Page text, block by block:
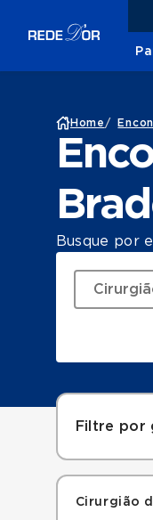
Home /
Busque por
Filtre por
Cirurgião